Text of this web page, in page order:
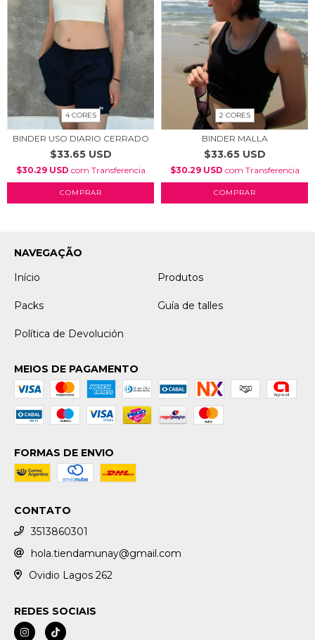
4 CORES
BINDER USO DIARIO CERRADO
$33.65 USD
$30.29 USD com Transferencia
COMPRAR
2 CORES
BINDER MALLA
$33.65 USD
$30.29 USD com Transferencia
COMPRAR
NAVEGAÇÃO
Início
Produtos
Packs Guía de talles
Política de Devolución
MEIOS DE PAGAMENTO
FORMAS DE ENVIO
CONTATO
3513860301
hola.tiendamunay@gmail.com
Ovidio Lagos 262
REDES SOCIAIS